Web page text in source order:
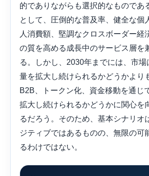
的でありながらも選択的なものであ
として、圧倒的な普及率、健全な個
人消費額、堅調なクロスボーダー経
の質を高める成長中のサービス層を
る。しかし、2030年までには、市
量を拡大し続けられるかどうかより
B2B、トークン化、資金移動を通じ
拡大し続けられるかどうかに関心を
るだろう。そのため、基本シナリオ
ジティブではあるものの、無限の可
るわけではない。